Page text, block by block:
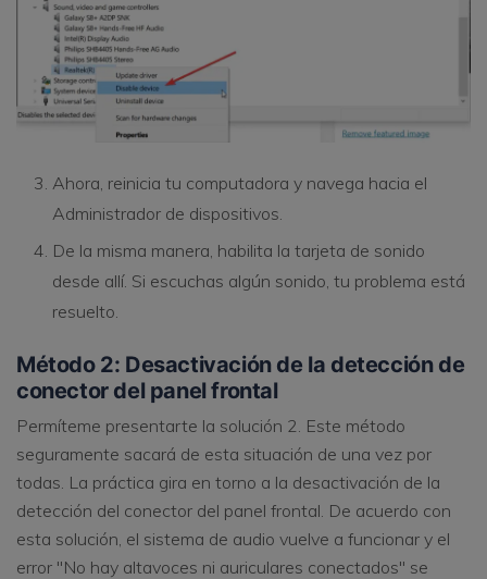
Ahora, reinicia tu computadora y navega hacia el
Administrador de dispositivos.
De la misma manera, habilita la tarjeta de sonido
desde allí. Si escuchas algún sonido, tu problema está
resuelto.
Método 2: Desactivación de la detección de
conector del panel frontal
Permíteme presentarte la solución 2. Este método
seguramente sacará de esta situación de una vez por
todas. La práctica gira en torno a la desactivación de la
detección del conector del panel frontal. De acuerdo con
esta solución, el sistema de audio vuelve a funcionar y el
error "No hay altavoces ni auriculares conectados" se